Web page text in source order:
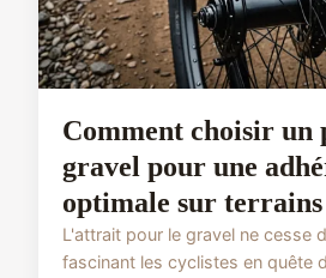
Comment choisir un
gravel pour une
optimale sur terrains
L'attrait pour le gravel ne cesse
fascinant les cyclistes en quête